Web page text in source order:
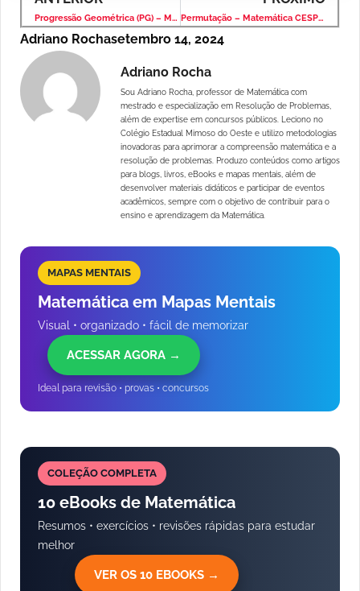
Progressão Geométrica (PG) – Matemática CESPE – Concurso Público Permutação – Matemática CESPE – Concurso Público
Adriano Rochasetembro 14, 2024
Adriano Rocha
Sou Adriano Rocha, professor de Matemática com
mestrado e especialização em Resolução de Problemas,
além de expertise em concursos públicos. Leciono no
Colégio Estadual Mimoso do Oeste e utilizo metodologias
inovadoras para aprimorar a compreensão matemática e a
resolução de problemas. Produzo conteúdos como artigos
para blogs, livros, eBooks e mapas mentais, além de
desenvolver materiais didáticos e participar de eventos
acadêmicos, sempre com o objetivo de contribuir para o
ensino e aprendizagem da Matemática.
MAPAS MENTAIS
Matemática em Mapas Mentais
Visual • organizado • fácil de memorizar
ACESSAR AGORA →
Ideal para revisão • provas • concursos
COLEÇÃO COMPLETA
10 eBooks de Matemática
Resumos • exercícios • revisões rápidas para estudar
melhor
VER OS 10 EBOOKS →